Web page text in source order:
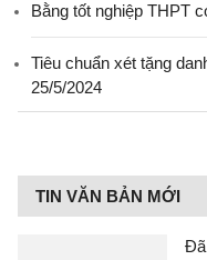
Bằng tốt nghiệp THPT
Tiêu chuẩn xét tặng
25/5/2024
TIN VĂN BẢN MỚI
Đã